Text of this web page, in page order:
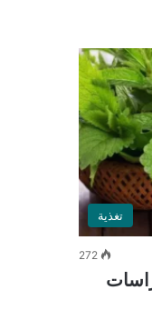
تغذية
272